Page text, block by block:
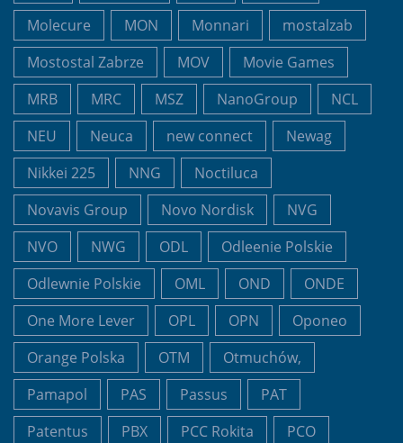
Molecure
MON Monnari
mostalzab
Mostostal Zabrze
MOV
Movie Games
MRB
MRC MSZ NanoGroup
NCL
NEU
Neuca new connect
Newag
Nikkei 225
NNG
Noctiluca
Novavis Group
Novo Nordisk
NVG
NVO
NWG ODL
Odleenie Polskie
Odlewnie Polskie
OML OND
ONDE
One More Lever
OPL OPN
Oponeo
Orange Polska
OTM
Otmuchów,
Pamapol
PAS Passus
PAT
Patentus
PBX PCC Rokita
PCO